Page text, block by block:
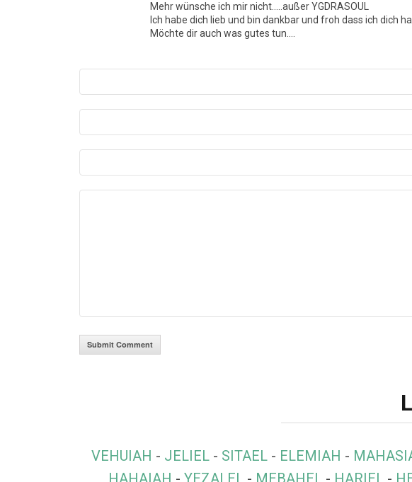
Mehr wünsche ich mir nicht…..außer YGDRASOUL
Ich habe dich lieb und bin dankbar und froh dass ich dich
Möchte dir auch was gutes tun….
VEHUIAH - JELIEL- SITAEL- ELEMIAH -